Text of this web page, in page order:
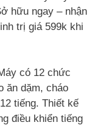
hữu ngay – nhận
trị giá 599k khi
có 12 chức
ăn dặm, cháo
tiếng. Thiết kế
điều khiển tiếng